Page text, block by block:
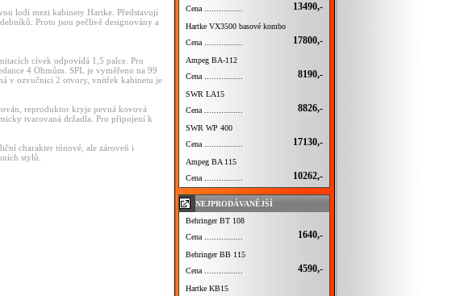
lodí mezi kabinety Hartke. Představují
Proto jsou pečlivě designovány a
cívek odpovídá 1,5 palce. Pro
4 Ohmům. SPL je vyměřeno na 99
v ozvučnici 2 otvory, vnitřek kabinetu je
reproduktor kryje pevná kovová
tvarovaná držadla. Pro připojení k
charakter tónové, ale zároveň i
stylů.
Cena ................
13490,-
Hartke VX3500 basové kombo
Cena ................
17800,-
Ampeg BA-112
Cena ................
8190,-
SWR LA15
Cena ................
8826,-
SWR WP 400
Cena ................
17130,-
Ampeg BA 115
Cena ................
10262,-
NEJPRODÁVANĚJŠÍ
Behringer BT 108
Cena ................
1640,-
Behringer BB 115
Cena ................
4590,-
Hartke KB15